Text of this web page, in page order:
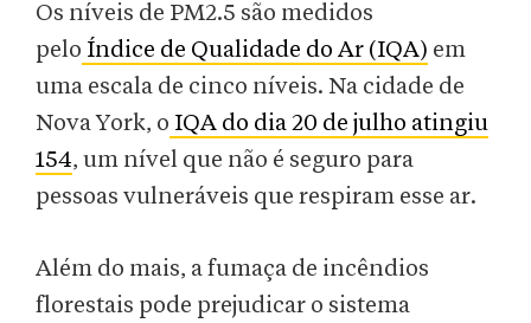
Os níveis de PM2.5 são medidos
pelo Índice de Qualidade do Ar (IQA) em
uma escala de cinco níveis. Na cidade de
Nova York, o IQA do dia 20 de julho atingiu
154, um nível que não é seguro para
pessoas vulneráveis que respiram esse ar.
Além do mais, a fumaça de incêndios
florestais pode prejudicar o sistema